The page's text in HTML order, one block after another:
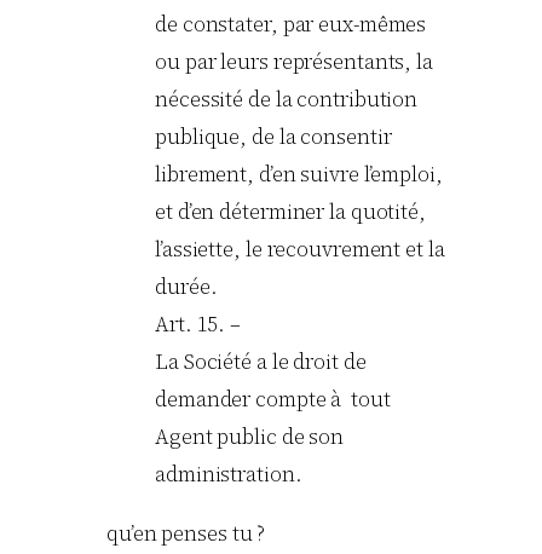
de constater, par eux-mêmes
ou par leurs représentants, la
nécessité de la contribution
publique, de la consentir
librement, d’en suivre l’emploi,
et d’en déterminer la quotité,
l’assiette, le recouvrement et la
durée.
Art. 15. –
La Société a le droit de
demander compte à tout
Agent public de son
administration.
qu’en penses tu ?